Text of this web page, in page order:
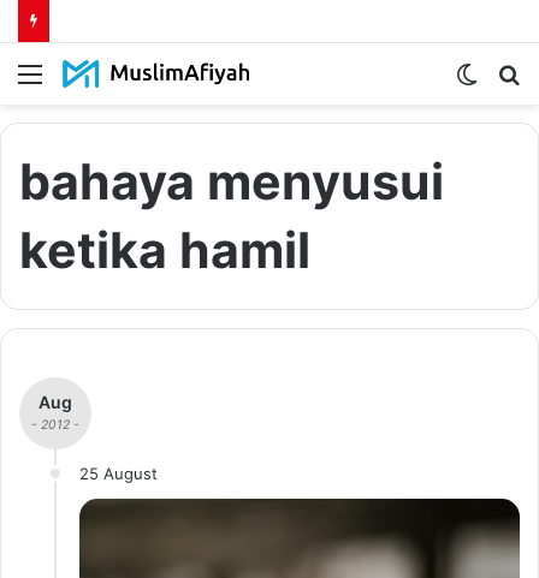
Menu
Switch
bahaya menyusui
ketika hamil
Aug
- 2012 -
25 August